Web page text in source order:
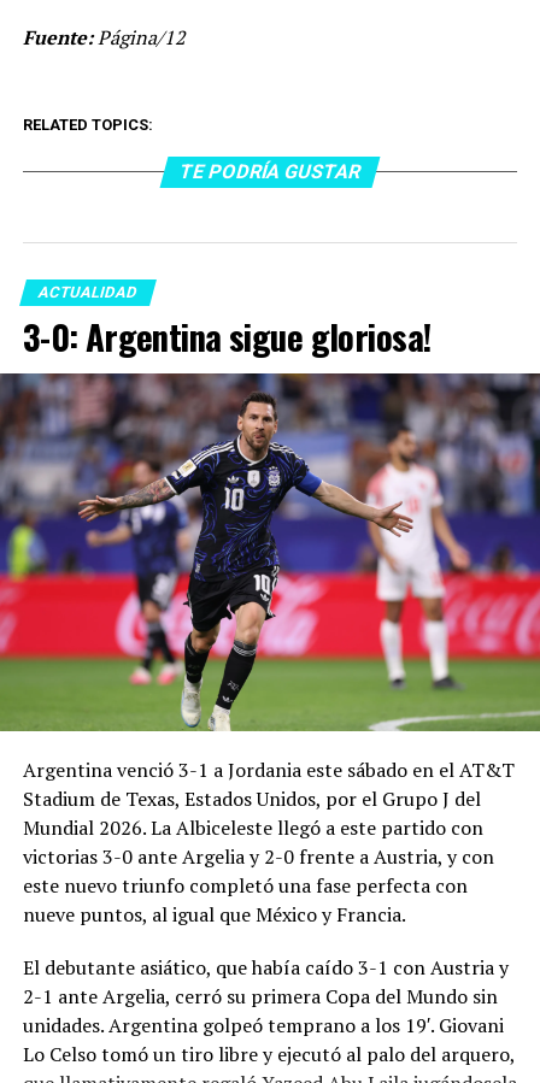
Fuente:Página/12
RELATED TOPICS:
TE PODRÍA GUSTAR
ACTUALIDAD
3-0: Argentina sigue gloriosa!
Argentina venció 3-1 a Jordania este sábado en el AT&T
Stadium de Texas, Estados Unidos, por el Grupo J del
Mundial 2026. La Albiceleste llegó a este partido con
victorias 3-0 ante Argelia y 2-0 frente a Austria, y con
este nuevo triunfo completó una fase perfecta con
nueve puntos, al igual que México y Francia.
El debutante asiático, que había caído 3-1 con Austria y
2-1 ante Argelia, cerró su primera Copa del Mundo sin
unidades. Argentina golpeó temprano a los 19′. Giovani
Lo Celso tomó un tiro libre y ejecutó al palo del arquero,